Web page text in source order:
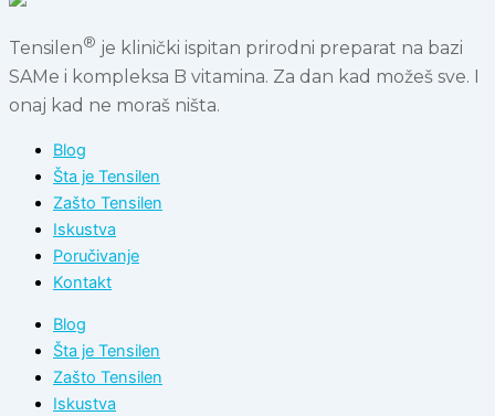
Tensilen® je klinički ispitan prirodni preparat na bazi
SAMe i kompleksa B vitamina. Za dan kad možeš sve. I
onaj kad ne moraš ništa.
Blog
Šta je Tensilen
Zašto Tensilen
Iskustva
Poručivanje
Kontakt
Blog
Šta je Tensilen
Zašto Tensilen
Iskustva